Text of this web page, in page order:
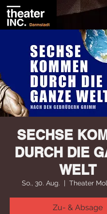
SECHSE
DURCH DIE
WELT
So., 30. Aug.
  |
Theater
Zu- & Absage